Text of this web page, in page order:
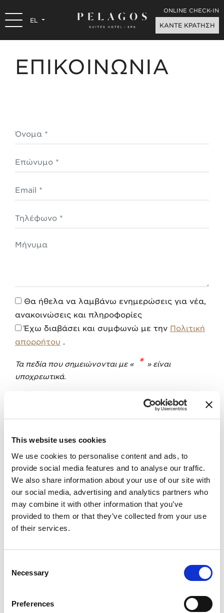
This website uses cookies
We use cookies to personalise content and ads, to
provide social media features and to analyse our traffic.
We also share information about your use of our site with
our social media, advertising and analytics partners who
may combine it with other information that you’ve
provided to them or that they’ve collected from your use
of their services.
Selection
Necessary
Preferences
EL
ONLINE CHECK-IN
ΚΑΝΤΕ ΚΡΑΤΗΣΗ
ΕΠΙΚΟΙΝΩΝΙΑ
Όνομα *
Επώνυμο *
Email
Τηλέφωνο
Μήνυμα
Θα ήθελα να λαμβάνω ενημερώσεις για νέα,
ανακοινώσεις και πληροφορίες
Έχω διαβάσει και συμφωνώ με την Πολιτική
απορρήτου .
Τα πεδία που σημειώνονται με «* » είναι
υποχρεωτικά.